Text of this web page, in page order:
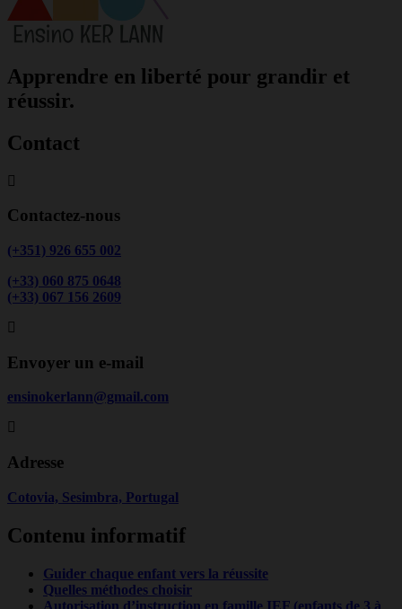
Apprendre en liberté pour grandir et
réussir.
Contact
Contactez-nous
(+351) 926 655 002
(+33) 060 875 0648
(+33) 067 156 2609
Envoyer un e-mail
ensinokerlann@gmail.com
Adresse
Cotovia, Sesimbra, Portugal
Contenu informatif
Guider chaque enfant vers la réussite
Quelles méthodes choisir
Autorisation d’instruction en famille IEF (enfants de 3 à